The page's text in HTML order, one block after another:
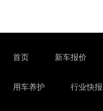
首页 新车报价
用车养护 行业快报